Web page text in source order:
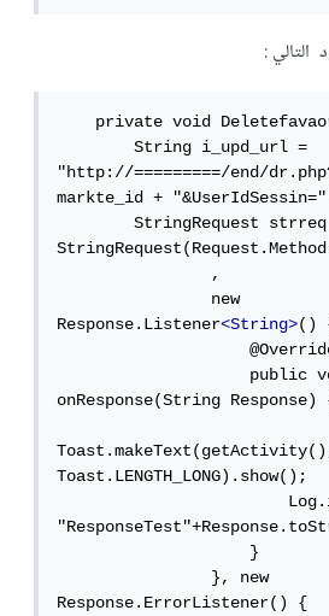
:
    private void Deletefavaorit() {
        String i_upd_url =
"http://=========/end/
markte_id +
        StringRequest strreq = new
                ,
                new
Response.Listener<String>()
                    @Override
                    public void
onResponse(String Response)
Toast.LENGTH_LONG).show();
                        Log.i(TAG,
                    }
                }, new
Response.ErrorListener() {